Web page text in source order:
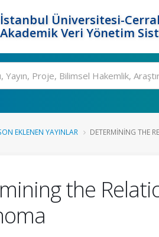
İstanbul Üniversitesi-
Akademik Veri Yönetim
EKLENEN YAYINLAR DETERMINING THE
the